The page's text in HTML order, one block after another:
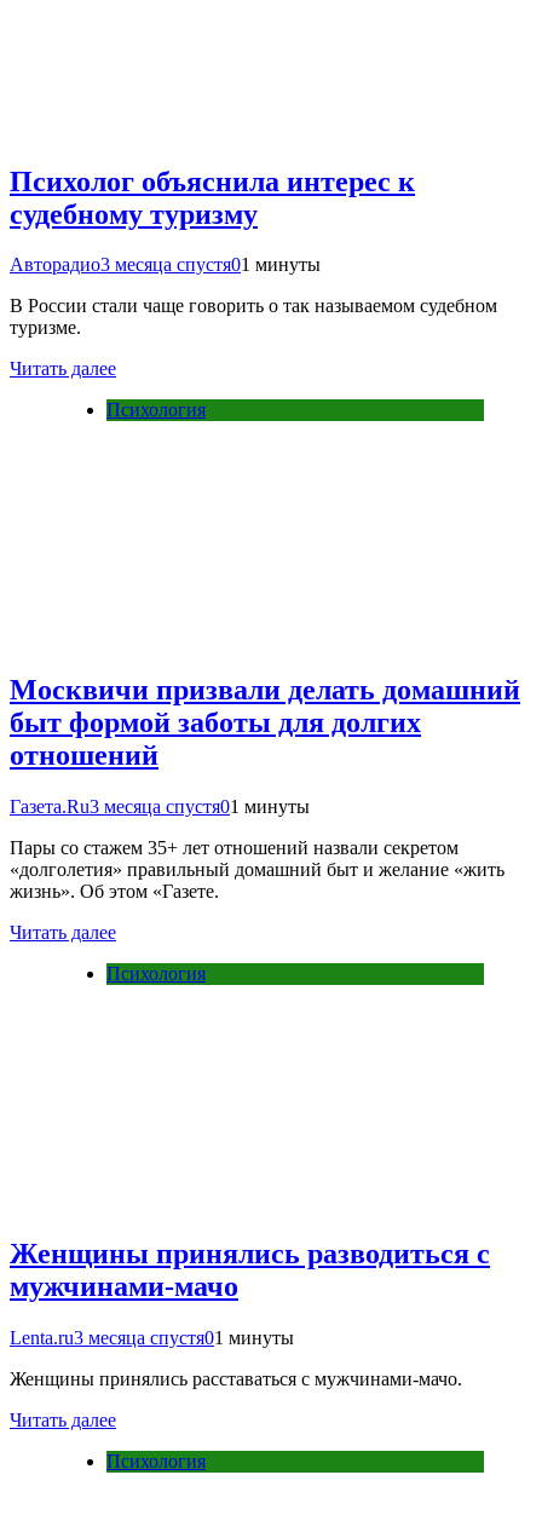
Психолог объяснила интерес к
судебному туризму
Авторадио3 месяца спустя01 минуты
В России стали чаще говорить о так называемом судебном
туризме.
Читать далее
Психология
Москвичи призвали делать домашний
быт формой заботы для долгих
отношений
Газета.Ru3 месяца спустя01 минуты
Пары со стажем 35+ лет отношений назвали секретом
«долголетия» правильный домашний быт и желание «жить
жизнь». Об этом «Газете.
Читать далее
Психология
Женщины принялись разводиться с
мужчинами-мачо
Lenta.ru3 месяца спустя01 минуты
Женщины принялись расставаться с мужчинами-мачо.
Читать далее
Психология